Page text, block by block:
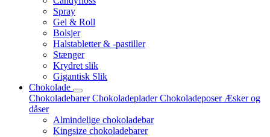
Spray
Gel & Roll
Bolsjer
Halstabletter & -pastiller
Stænger
Krydret slik
Gigantisk Slik
Chokolade
ChokoladebarerChokoladepladerChokoladeposer Æsker og
dåser
Almindelige chokoladebar
Kingsize chokoladebarer